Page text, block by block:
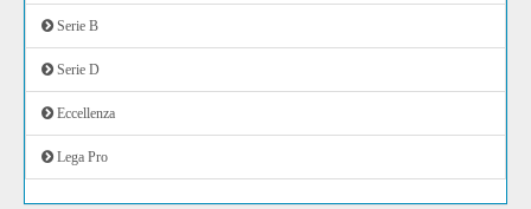
Serie B
Serie D
Eccellenza
Lega Pro